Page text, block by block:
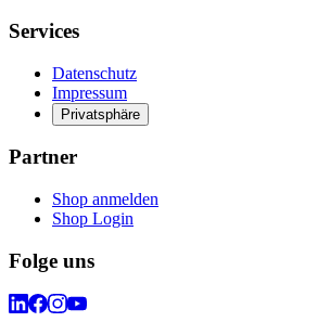
Services
Datenschutz
Impressum
Privatsphäre
Partner
Shop anmelden
Shop Login
Folge uns